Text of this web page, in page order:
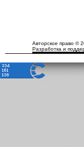
Авторское право ©
Разработка и